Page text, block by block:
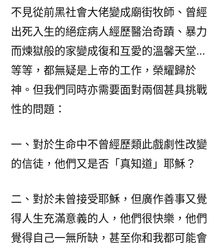
不見從前黑社會大佬變成廟街牧師、曾經
出死入生的絕症病人經歷醫治奇蹟、暴力
而煉獄般的家變成復和互愛的溫馨天堂…
等等，都無疑是上帝的工作，榮耀歸於
神。但我們同時亦需要面對兩個甚具挑戰
性的問題：
一、對於生命中不曾經歷類此戲劇性改變
的信徒，他們又是否「真知道」耶穌？
二、對於未曾接受耶穌，但廣作善事又覺
得人生充滿意義的人，他們很快樂，他們
覺得自己一無所缺，甚至你和我都可能會